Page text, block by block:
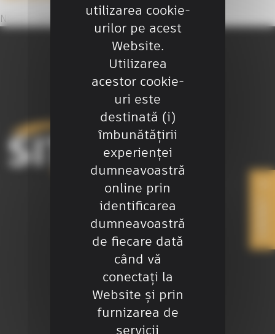
Niciun comentariu de arătat.
+40 755 106 224
office@sitech-romania.ro
Ai nevoie de ajutor?
utilizarea cookie-
urilor pe acest
Website.
Utilizarea
acestor cookie-
uri este
destinată (i)
îmbunătățirii
experienței
dumneavoastră
online prin
identificarea
dumneavoastră
de fiecare dată
când vă
conectați la
Website și prin
furnizarea de
servicii